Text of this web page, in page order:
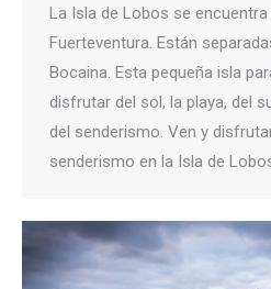
La Isla de Lobos se
Fuerteventura. Están
Bocaina. Esta pequeña isla
disfrutar del sol, la playa, del
del senderismo. Ven y
senderismo en la Isla de